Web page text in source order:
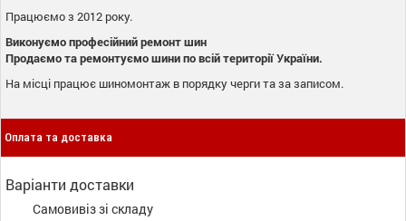
Працюємо з 2012 року.
Виконуємо професійний ремонт шин
Продаємо та ремонтуємо шини по всій території України.
На місці працює шиномонтаж в порядку черги та за записом.
Оплата та доставка
Варіанти доставки
Самовивіз зі складу